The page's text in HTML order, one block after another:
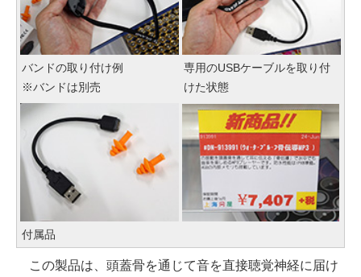
バンドの取り付け例
※バンドは別売
専用のUSBケーブルを取り付
けた状態
付属品
この製品は、頭蓋骨を通じて音を直接聴覚神経に届け